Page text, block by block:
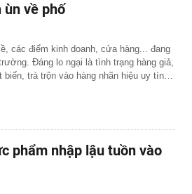
ùn về phố
các điểm kinh doanh, cửa hàng... đang
Đáng lo ngại là tình trạng hàng giả,
biến, trà trộn vào hàng nhãn hiệu uy tín…
phẩm nhập lậu tuồn vào